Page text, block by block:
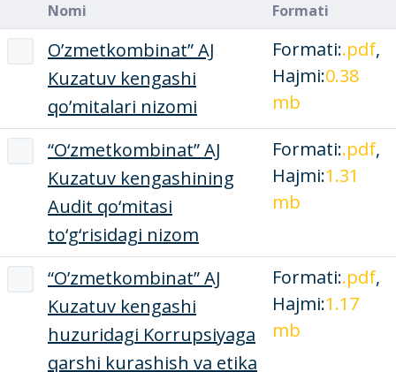
Nomi Formati
O’zmetkombinat” AJ
Kuzatuv kengashi
qo’mitalari nizomi
Formati:.pdf,
Hajmi:0.38
mb
“O‘zmetkombinat” AJ
Kuzatuv kengashining
Audit qo‘mitasi
to‘g‘risidagi nizom
Formati:.pdf,
Hajmi:1.31
mb
“O’zmetkombinat” AJ
Kuzatuv kengashi
huzuridagi Korrupsiyaga
qarshi kurashish va etika
Formati:.pdf,
Hajmi:1.17
mb